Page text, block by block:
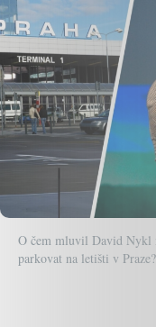
O čem mluvil David Nykl
parkovat na letišti v Praze?